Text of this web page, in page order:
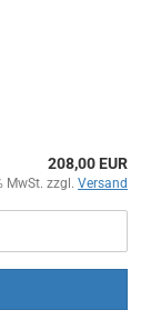
208,00 EUR
MwSt. zzgl. Versand